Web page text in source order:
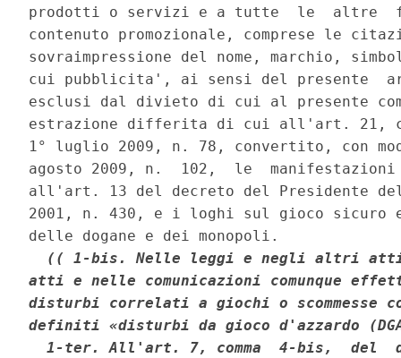
prodotti o servizi e a tutte  le  altre
contenuto promozionale, comprese le
sovraimpressione del nome, marchio,
cui pubblicita', ai sensi del presente
esclusi dal divieto di cui al presente
estrazione differita di cui all'art. 21,
1° luglio 2009, n. 78, convertito, con
agosto 2009, n.  102,  le
all'art. 13 del decreto del Presidente
2001, n. 430, e i loghi sul gioco sicuro
delle dogane e dei monopoli.
(( 1-bis. Nelle leggi e negli altri atti
atti e nelle comunicazioni comunque
disturbi correlati a giochi o scommesse
definiti «disturbi da gioco d'azzardo
1-ter. All'art. 7, comma  4-bis,  del